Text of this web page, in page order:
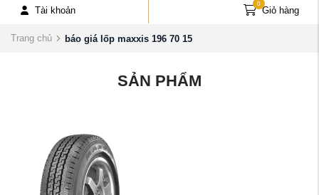
Tài khoản Giỏ hàng
0
Trang chủ báo giá lốp maxxis 196 70 15
SẢN PHẨM